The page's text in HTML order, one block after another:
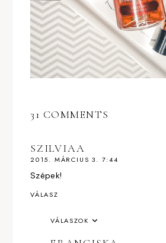
31 COMMENTS
SZILVIAA
2015. MÁRCIUS 3. 7:44
Szépek!
VÁLASZ
VÁLASZOK